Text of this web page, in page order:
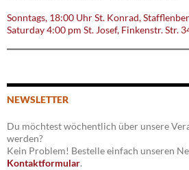
Sonntags, 18:00 Uhr St. Konrad,
Saturday 4:00 pm St. Josef, Finkenstr. Str.
NEWSLETTER
Du möchtest wöchentlich über unsere
werden?
Kein Problem! Bestelle einfach unseren
Kontaktformular.